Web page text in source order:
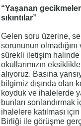
“Yaşanan
sıkıntılar”
Gelen soru üzerine,
sorununun
sürekli iletişim halinde
okullarımızın
alıyoruz. Basına
bilgimiz dışında olan
koyduk ve ihalelerde
bunları sonlandırmak
ihalelere katılması
Birliği ile görüşme